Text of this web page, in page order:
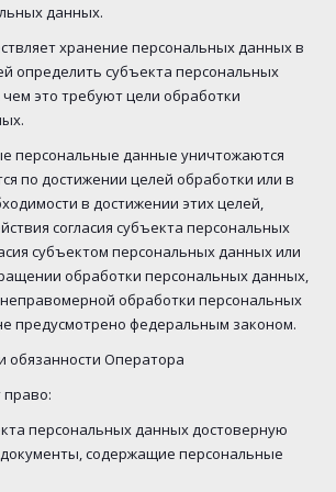
данных.
хранение персональных данных в
определить субъекта персональных
это требуют цели обработки
персональные данные уничтожаются
по достижении целей обработки или в
в достижении этих целей,
согласия субъекта персональных
субъектом персональных данных или
обработки персональных данных,
обработки персональных
предусмотрено федеральным законом.
обязанности Оператора
право:
персональных данных достоверную
содержащие персональные